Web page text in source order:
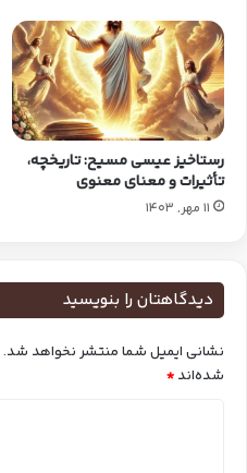
رستاخیز عیسی مسیح: تاریخچه،
تأثیرات و معنای معنوی
11 مهر, 1403
دیدگاهتان را بنویسید
نشانی ایمیل شما منتشر نخواهد شد.
شده‌اند *